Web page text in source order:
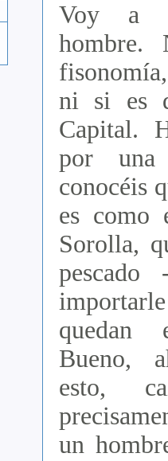
Voy a
hombre.
ni si es
Capital.
por
conocéis
es como
Sorolla,
quedan
Bueno,
esto,
un